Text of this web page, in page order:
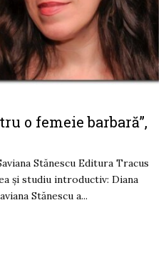
o femeie barbară”,
Stănescu Editura Tracus
și studiu introductiv: Diana
Stănescu a...